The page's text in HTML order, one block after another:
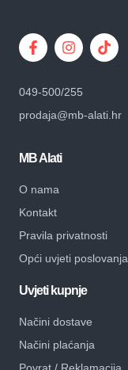
049-500/255
prodaja@mb-alati.hr
MB Alati
O nama
Kontakt
Pravila privatnosti
Opći uvjeti poslovanja
Uvjeti kupnje
Načini dostave
Načini plaćanja